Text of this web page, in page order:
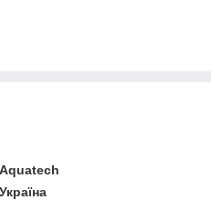
Aquatech
Україна